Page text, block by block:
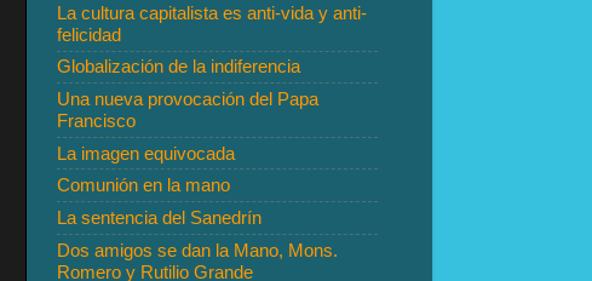
La cultura capitalista es anti-vida y anti-
felicidad
Globalización de la indiferencia
Una nueva provocación del Papa
Francisco
La imagen equivocada
Comunión en la mano
La sentencia del Sanedrín
Dos amigos se dan la Mano, Mons.
Romero y Rutilio Grande